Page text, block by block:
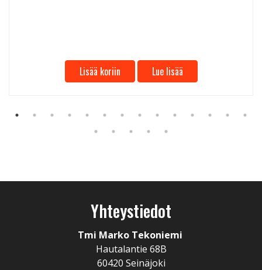
Lisää koriin Lue lisää
Yhteystiedot
Tmi Marko Tekoniemi
Hautalantie 68B
60420 Seinäjoki